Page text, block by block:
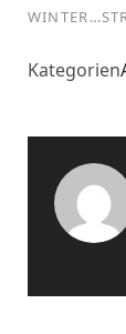
Kategorien